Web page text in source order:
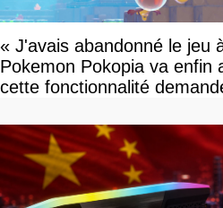
« J'avais abandonné le jeu
Pokemon Pokopia va enfin
cette fonctionnalité